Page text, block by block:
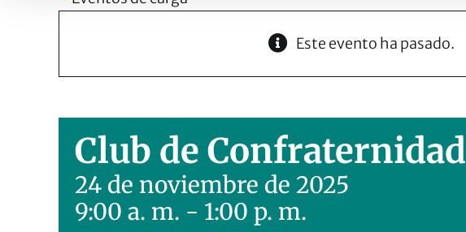
Este evento ha pasado.
Club de Confraternidad
24 de noviembre de 2025
9:00 a. m. - 1:00 p. m.